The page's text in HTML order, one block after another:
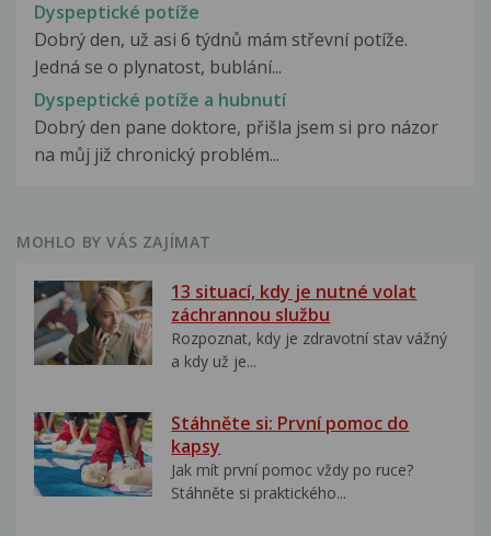
Dyspeptické potíže
Dobrý den, už asi 6 týdnů mám střevní potíže.
Jedná se o plynatost, bublání...
Dyspeptické potíže a hubnutí
Dobrý den pane doktore, přišla jsem si pro názor
na můj již chronický problém...
MOHLO BY VÁS ZAJÍMAT
13 situací, kdy je nutné volat
záchrannou službu
Rozpoznat, kdy je zdravotní stav vážný
a kdy už je...
Stáhněte si: První pomoc do
kapsy
Jak mít první pomoc vždy po ruce?
Stáhněte si praktického...